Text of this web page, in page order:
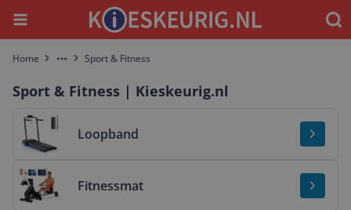
Menu
Home More Sport & Fitness
Sport & Fitness | Kieskeurig.nl
Loopband
Bekijk & vergelijk Loopband
Fitnessmat
Bekijk & vergelijk Fitnessmat